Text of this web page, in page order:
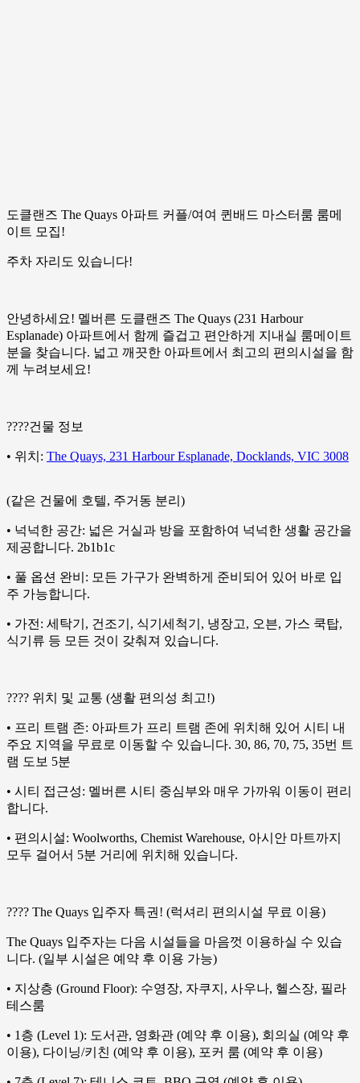
도클랜즈 The Quays 아파트 커플/여여 퀸배드 마스터룸 룸메
이트 모집!
주차 자리도 있습니다!
안녕하세요! 멜버른 도클랜즈 The Quays (231 Harbour
Esplanade) 아파트에서 함께 즐겁고 편안하게 지내실 룸메이트
분을 찾습니다. 넓고 깨끗한 아파트에서 최고의 편의시설을 함
께 누려보세요!
????건물 정보
• 위치: The Quays, 231 Harbour Esplanade, Docklands, VIC 3008
(같은 건물에 호텔, 주거동 분리)
• 넉넉한 공간: 넓은 거실과 방을 포함하여 넉넉한 생활 공간을
제공합니다. 2b1b1c
• 풀 옵션 완비: 모든 가구가 완벽하게 준비되어 있어 바로 입
주 가능합니다.
• 가전: 세탁기, 건조기, 식기세척기, 냉장고, 오븐, 가스 쿡탑,
식기류 등 모든 것이 갖춰져 있습니다.
???? 위치 및 교통 (생활 편의성 최고!)
• 프리 트램 존: 아파트가 프리 트램 존에 위치해 있어 시티 내
주요 지역을 무료로 이동할 수 있습니다. 30, 86, 70, 75, 35번 트
램 도보 5분
• 시티 접근성: 멜버른 시티 중심부와 매우 가까워 이동이 편리
합니다.
• 편의시설: Woolworths, Chemist Warehouse, 아시안 마트까지
모두 걸어서 5분 거리에 위치해 있습니다.
???? The Quays 입주자 특권! (럭셔리 편의시설 무료 이용)
The Quays 입주자는 다음 시설들을 마음껏 이용하실 수 있습
니다. (일부 시설은 예약 후 이용 가능)
• 지상층 (Ground Floor): 수영장, 자쿠지, 사우나, 헬스장, 필라
테스룸
• 1층 (Level 1): 도서관, 영화관 (예약 후 이용), 회의실 (예약 후
이용), 다이닝/키친 (예약 후 이용), 포커 룸 (예약 후 이용)